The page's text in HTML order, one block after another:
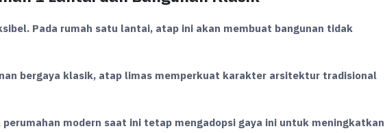
Pada rumah satu lantai, atap ini akan membuat bangunan tidak
bergaya klasik, atap limas memperkuat karakter arsitektur tradisional
perumahan modern saat ini tetap mengadopsi gaya ini untuk meningkatkan